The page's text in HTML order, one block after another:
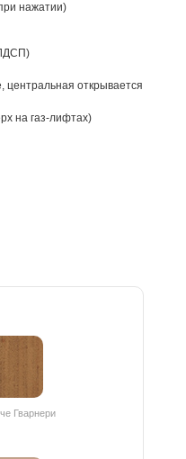
нажатии)
открывается
на газ-лифтах)
Гварнери